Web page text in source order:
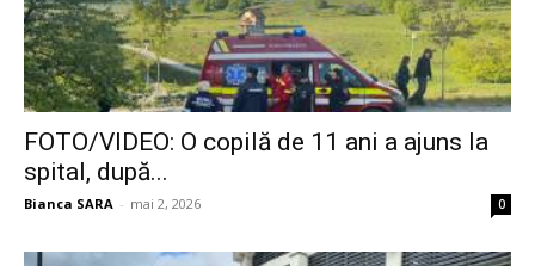
FOTO/VIDEO: O copilă de 11 ani a ajuns la
spital, după...
Bianca SARA - mai 2, 2026 0